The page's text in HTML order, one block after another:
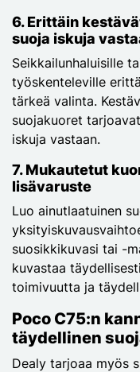
6.Erittäin
suoja iskuja
Seikkailunhaluisille
työskenteleville
tärkeä valinta.
suojakuoret
iskuja vastaan.
7.Mukautetut
lisävaruste
Luo ainutlaatuinen
suosikkikuvasi tai -
kuvastaa
toimivuutta ja
Poco C75:n
täydellinen
Dealy tarjoaa myös